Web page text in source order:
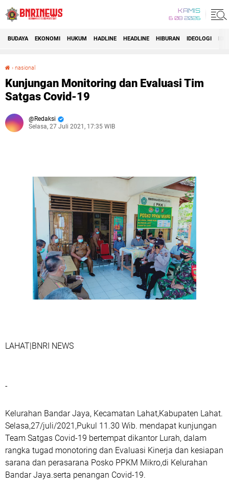
KAMIS
6 08 2026
BUDAYA EKONOMI HUKUM HADLINE HEADLINE HIBURAN IDEOLOGI
› nasional
Kunjungan Monitoring dan Evaluasi Tim
Satgas Covid-19
Redaksi
Selasa, 27 Juli 2021, 17:35 WIB
LAHAT|BNRI NEWS
-
Kelurahan Bandar Jaya, Kecamatan Lahat,Kabupaten Lahat.
Selasa,27/juli/2021,Pukul 11.30 Wib. mendapat kunjungan
Team Satgas Covid-19 bertempat dikantor Lurah, dalam
rangka tugad monotoring dan Evaluasi Kinerja dan kesiapan
sarana dan perasarana Posko PPKM Mikro,di Kelurahan
Bandar Jaya.serta penangan Covid-19.